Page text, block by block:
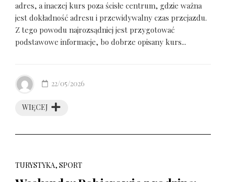
adres, a inaczej kurs poza ścisłe centrum, gdzie ważna
jest dokładność adresu i przewidywalny czas przejazdu.
Z tego powodu najrozsądniej jest przygotować
podstawowe informacje, bo dobrze opisany kurs...
WIĘCEJ
22/05/2026
TURYSTYKA, SPORT